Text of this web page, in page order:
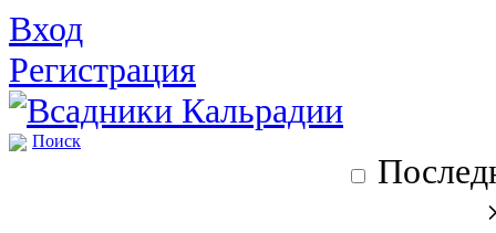
Вход
Регистрация
Поиск